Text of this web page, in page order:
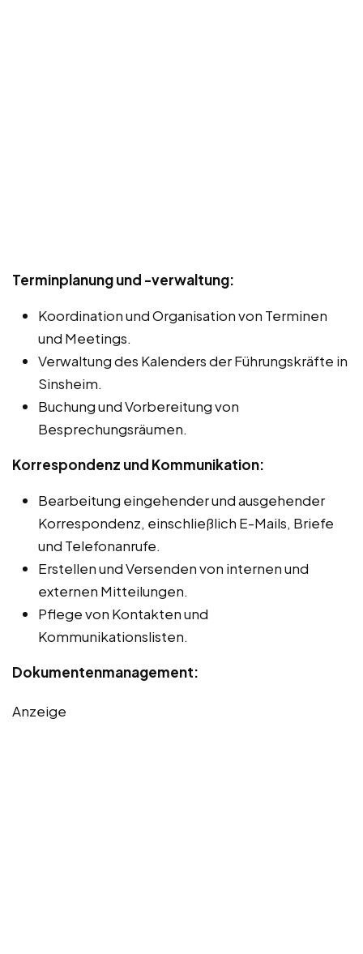
Terminplanung und -verwaltung:
Koordination und Organisation von Terminen
und Meetings.
Verwaltung des Kalenders der Führungskräfte in
Sinsheim.
Buchung und Vorbereitung von
Besprechungsräumen.
Korrespondenz und Kommunikation:
Bearbeitung eingehender und ausgehender
Korrespondenz, einschließlich E-Mails, Briefe
und Telefonanrufe.
Erstellen und Versenden von internen und
externen Mitteilungen.
Pflege von Kontakten und
Kommunikationslisten.
Dokumentenmanagement:
Anzeige